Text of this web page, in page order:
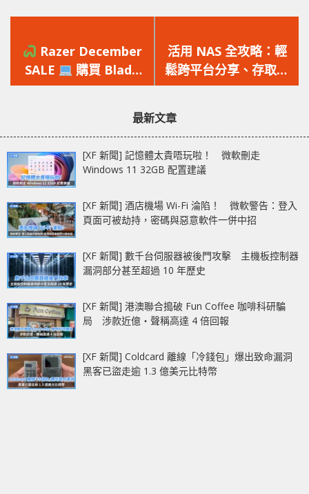
一
篇
文
Razer December
SALE
購買 Blade
系列 Notebook 即減
一
篇
文
活用 NAS 全攻略：輕
鬆跨平台分享、存取檔
案
最新文章
[XF 新聞] 記憶體太貴唔玩啦！ 微軟刪走
Windows 11 32GB 配置建議
[XF 新聞] 酒店機場 Wi-Fi 淪陷！ 微軟警告：登入
頁面可被劫持，密碼與惡意軟件一併中招
[XF 新聞] 數千台伺服器被後門攻擊 主機板控制器
漏洞部分甚至超過 10 年歷史
[XF 新聞] 港澳聯合搗破 Fun Coffee 咖啡科研騙
局 涉款近億‧聲稱高達 4 倍回報
[XF 新聞] Coldcard 離線「冷錢包」爆出致命漏洞
黑客已盜走逾 1.3 億美元比特幣